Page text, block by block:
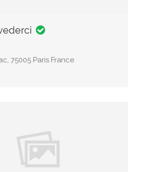
75005 Paris France